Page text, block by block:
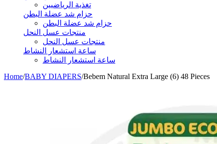
تغذية الرياضيين
حزام شد عضلة البطن
حزام شد عضلة البطن
منتجات عسل النحل
منتجات عسل النحل
ساعة استشعار النشاط
ساعة استشعار النشاط
Home/BABY DIAPERS/Bebem Natural Extra Large (6) 48 Pieces